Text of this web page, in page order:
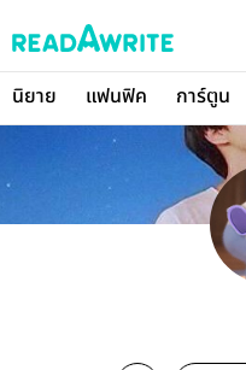
นิยาย แฟนฟิค การ์ตูน